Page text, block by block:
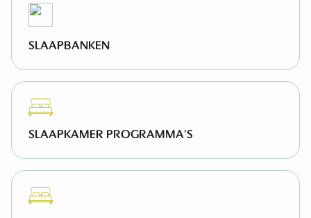
SLAAPBANKEN
SLAAPKAMER PROGRAMMA’S